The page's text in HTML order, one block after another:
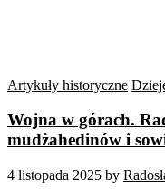
Artykuły historyczne
Wojna w górach.
mudżahedinów i
4 listopada 2025 by